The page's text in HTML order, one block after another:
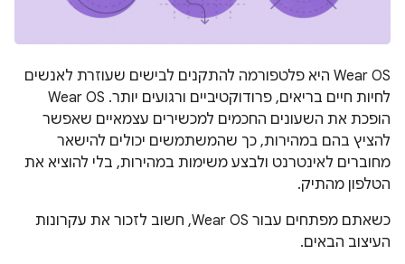
Wear OS היא פלטפורמה להתקנים לבישים שעוזרת לאנשים
לחיות חיים בריאים, פרודוקטיביים ורגועים יותר. Wear OS
הופכת את השעונים החכמים למכשירים עצמאיים שאפשר
להציץ בהם במהירות, כך שהמשתמשים יכולים להישאר
מחוברים לאינטרנט ולבצע משימות במהירות, בלי להוציא את
הטלפון מהתיק.
כשאתם מפתחים עבור Wear OS, חשוב לזכור את עקרונות
העיצוב הבאים.